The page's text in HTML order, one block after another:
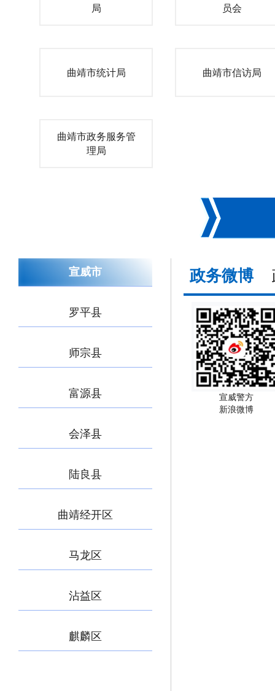
局
员会
曲靖市统计局 曲靖市信访局
曲靖市政务服务管
理局
宣威市
罗平县
师宗县
富源县
会泽县
陆良县
曲靖经开区
马龙区
沾益区
麒麟区
政务微博
宣威警方
新浪微博